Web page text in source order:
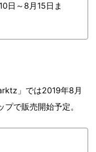
日～8月15日ま
」では2019年8月
で販売開始予定。